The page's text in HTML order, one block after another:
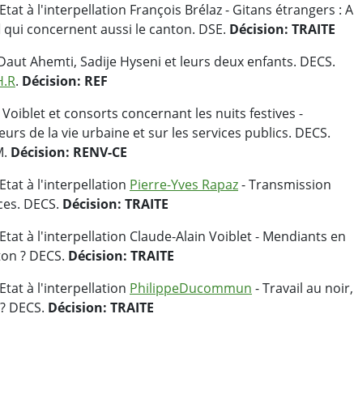
à l'interpellation François Brélaz - Gitans étrangers : A
concernent aussi le canton. DSE. Décision: TRAITE
Ahemti, Sadije Hyseni et leurs deux enfants. DECS.
. Décision: REF
et consorts concernant les nuits festives -
de la vie urbaine et sur les services publics. DECS.
Décision: RENV-CE
à l'interpellation Pierre-Yves Rapaz- Transmission
DECS. Décision: TRAITE
à l'interpellation Claude-Alain Voiblet - Mendiants en
? DECS. Décision: TRAITE
à l'interpellation PhilippeDucommun - Travail au noir,
Décision: TRAITE